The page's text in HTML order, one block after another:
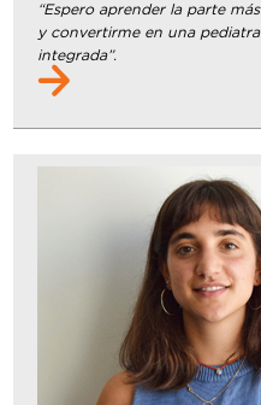
“Espero aprender la parte
y convertirme en una
integrada”.